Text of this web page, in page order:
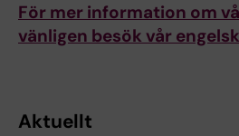
För mer information om
vänligen besök vår
Aktuellt